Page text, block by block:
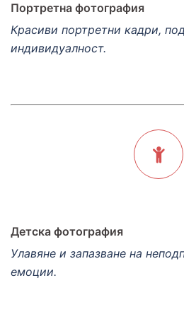
Портретна фотография
Красиви портретни кадри,
индивидуалност.
Детска фотография
Улавяне и запазване на
емоции.